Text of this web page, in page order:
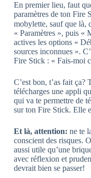
En premier lieu, faut
paramètres de ton Fire
mobylette, sauf que là,
« Paramètres », puis «
actives les options «
sources inconnues ».
Fire Stick : « Fais-moi
C’est bon, t’as fait
télécharges une appli
qui va te permettre de
sur ton Fire Stick. Elle
Et là, attention: ne te
conscient des risques.
aussi utile qu’une
avec réflexion et
devrait bien se passer!